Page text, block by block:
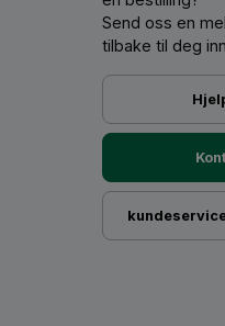
Send oss ​​en
tilbake til deg